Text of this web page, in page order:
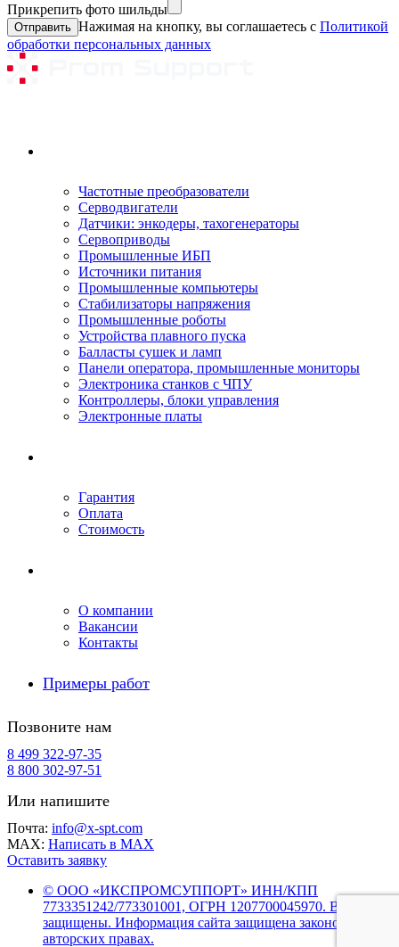
Прикрепить фото шильды
Нажимая на кнопку, вы соглашаетесь с Политикой
обработки персональных данных
Частотные преобразователи
Серводвигатели
Датчики: энкодеры, тахогенераторы
Сервоприводы
Промышленные ИБП
Источники питания
Промышленные компьютеры
Стабилизаторы напряжения
Промышленные роботы
Устройства плавного пуска
Балласты сушек и ламп
Панели оператора, промышленные мониторы
Электроника станков с ЧПУ
Контроллеры, блоки управления
Электронные платы
Гарантия
Оплата
Стоимость
О компании
Вакансии
Контакты
Примеры работ
Позвоните нам
8 499 322-97-35
8 800 302-97-51
Или напишите
Почта: info@x-spt.com
MAX: Написать в MAX
Оставить заявку
© ООО «ИКСПРОМСУППОРТ» ИНН/КПП
7733351242/773301001, ОГРН 1207700045970. Все права
защищены. Информация сайта защищена законом об
авторских правах.